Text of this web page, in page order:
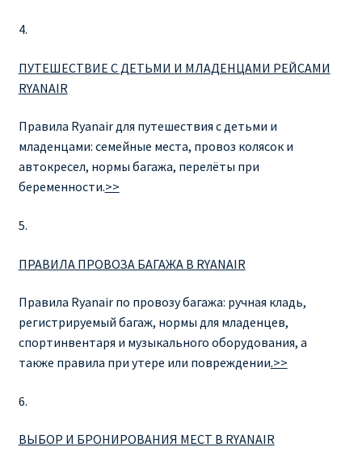
Акции RYANAIR из Вильнюса
Акции RYANAIR из Каунаса
Барселона
БРОНИРОВАНИЕ
БИЛЕТЫ RYANAIR НА ЗАВТРА КУПИТЬ ОНЛАЙН
ДЕШЕВЫЕ АВИАБИЛЕТЫ В БАРСЕЛОНУ
ДЕШЕВЫЕ АВИАБИЛЕТЫ В БЕРЛИН
ДЕШЕВЫЕ АВИАБИЛЕТЫ В ВАРШАВУ
4.
ПУТЕШЕСТВИЕ С ДЕТЬМИ И МЛАДЕНЦАМИ РЕЙСАМИ
RYANAIR
Правила Ryanair для путешествия с детьми и
младенцами: семейные места, провоз колясок и
автокресел, нормы багажа, перелёты при
беременности.>>
5.
ПРАВИЛА ПРОВОЗА БАГАЖА В RYANAIR
Правила Ryanair по провозу багажа: ручная кладь,
регистрируемый багаж, нормы для младенцев,
спортинвентаря и музыкального оборудования, а
также правила при утере или повреждении.>>
6.
ВЫБОР И БРОНИРОВАНИЯ МЕСТ В RYANAIR